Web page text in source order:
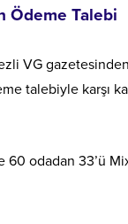
Ödeme Talebi
VG
talebiyle karşı
odadan 33’ü